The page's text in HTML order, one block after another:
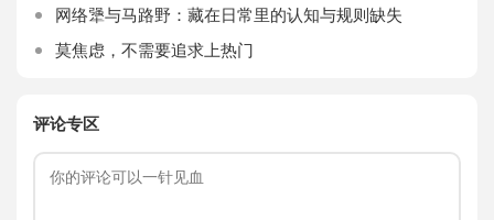
网络犟与马路野：藏在日常里的认知与规则缺失
莫焦虑，不需要追求上热门
评论专区